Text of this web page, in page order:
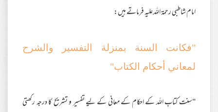
امام شاطبی رحمۃ اللہ علیہ فرماتے ہیں:
"فكانت السنة بمنزلة التفسير والشرح
لمعاني أحكام الكتاب"
"سنت کتاب اللہ کے احکام کے معانی کے لیے تفسیر و تشریح کا درجہ رکھتی